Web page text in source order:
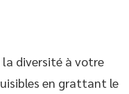
diversité à votre
en grattant le